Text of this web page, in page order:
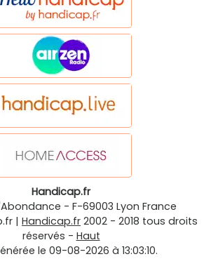
Handicap.fr
- F-69003 Lyon France
| Handicap.fr 2002 - 2018 tous droits
réservés - Haut
le 09-08-2026 à 13:03:10.